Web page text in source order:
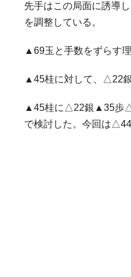
先手はこの局面に誘導
を調整している。
▲69玉と手数をずらす
▲45桂に対して、△22
▲45桂に△22銀▲35歩
で検討した。今回は△44